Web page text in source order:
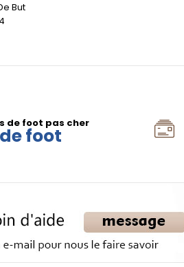
But
de foot pas cher
foot